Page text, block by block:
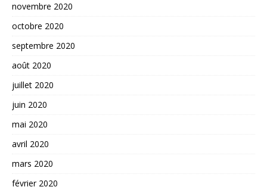
novembre 2020
octobre 2020
septembre 2020
août 2020
juillet 2020
juin 2020
mai 2020
avril 2020
mars 2020
février 2020